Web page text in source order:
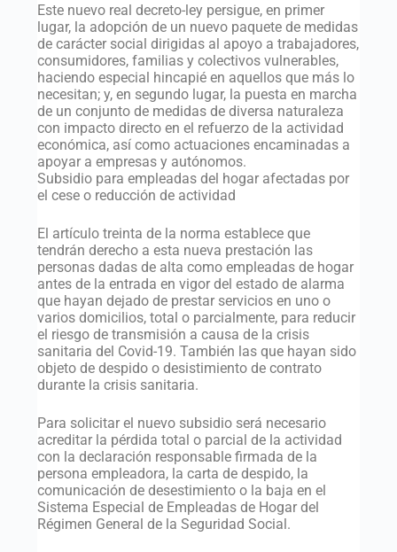
Este nuevo real decreto-ley persigue, en primer
lugar, la adopción de un nuevo paquete de medidas
de carácter social dirigidas al apoyo a trabajadores,
consumidores, familias y colectivos vulnerables,
haciendo especial hincapié en aquellos que más lo
necesitan; y, en segundo lugar, la puesta en marcha
de un conjunto de medidas de diversa naturaleza
con impacto directo en el refuerzo de la actividad
económica, así como actuaciones encaminadas a
apoyar a empresas y autónomos.
Subsidio para empleadas del hogar afectadas por
el cese o reducción de actividad
El artículo treinta de la norma establece que
tendrán derecho a esta nueva prestación las
personas dadas de alta como empleadas de hogar
antes de la entrada en vigor del estado de alarma
que hayan dejado de prestar servicios en uno o
varios domicilios, total o parcialmente, para reducir
el riesgo de transmisión a causa de la crisis
sanitaria del Covid-19. También las que hayan sido
objeto de despido o desistimiento de contrato
durante la crisis sanitaria.
Para solicitar el nuevo subsidio será necesario
acreditar la pérdida total o parcial de la actividad
con la declaración responsable firmada de la
persona empleadora, la carta de despido, la
comunicación de desestimiento o la baja en el
Sistema Especial de Empleadas de Hogar del
Régimen General de la Seguridad Social.